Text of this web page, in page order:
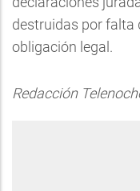
destruidas por falta
obligación legal.
Redacción